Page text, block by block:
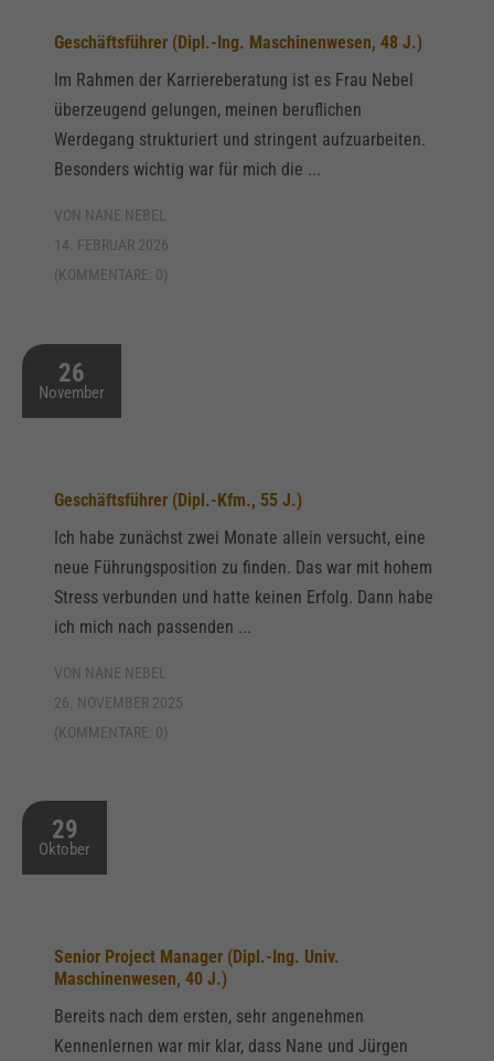
Geschäftsführer (Dipl.-Ing. Maschinenwesen, 48 J.)
Im Rahmen der Karriereberatung ist es Frau Nebel
überzeugend gelungen, meinen beruflichen
Werdegang strukturiert und stringent aufzuarbeiten.
Besonders wichtig war für mich die ...
VON NANE NEBEL
14. FEBRUAR 2026
(KOMMENTARE: 0)
26
November
Geschäftsführer (Dipl.-Kfm., 55 J.)
Ich habe zunächst zwei Monate allein versucht, eine
neue Führungsposition zu finden. Das war mit hohem
Stress verbunden und hatte keinen Erfolg. Dann habe
ich mich nach passenden ...
VON NANE NEBEL
26. NOVEMBER 2025
(KOMMENTARE: 0)
29
Oktober
Senior Project Manager (Dipl.-Ing. Univ.
Maschinenwesen, 40 J.)
Bereits nach dem ersten, sehr angenehmen
Kennenlernen war mir klar, dass Nane und Jürgen